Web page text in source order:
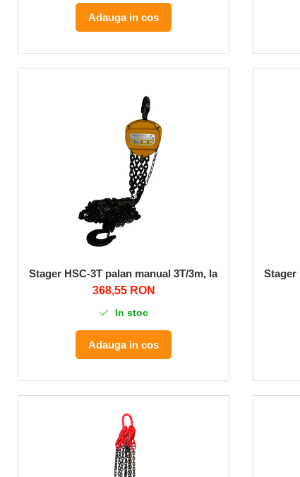
Adauga in cos
Stager HSC-3T palan manual 3T/3m, lant 8mm
368,55 RON
In stoc
Adauga in cos
Stager